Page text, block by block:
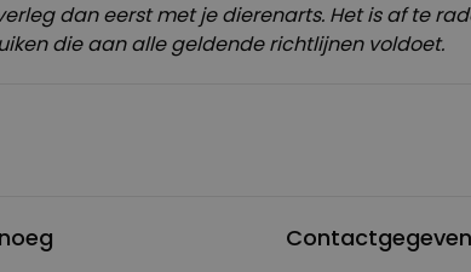
dan eerst met je dierenarts. Het is af te
die aan alle geldende richtlijnen voldoet.